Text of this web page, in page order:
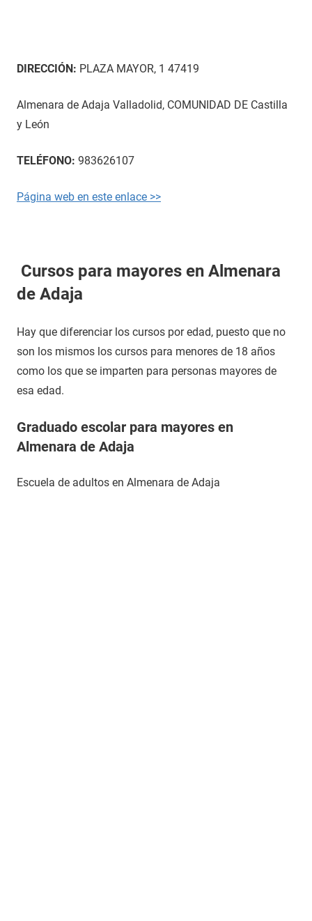
DIRECCIÓN: PLAZA MAYOR, 1 47419
Almenara de Adaja Valladolid, COMUNIDAD DE Castilla
y León
TELÉFONO: 983626107
Página web en este enlace >>
Cursos para mayores en Almenara
de Adaja
Hay que diferenciar los cursos por edad, puesto que no
son los mismos los cursos para menores de 18 años
como los que se imparten para personas mayores de
esa edad.
Graduado escolar para mayores en
Almenara de Adaja
Escuela de adultos en Almenara de Adaja